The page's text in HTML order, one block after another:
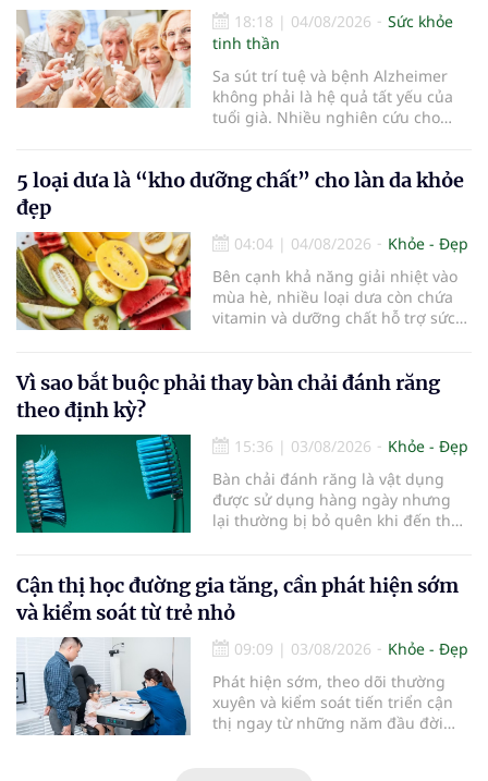
18:18 | 04/08/2026
Sức khỏe
tinh thần
Sa sút trí tuệ và bệnh Alzheimer
không phải là hệ quả tất yếu của
tuổi già. Nhiều nghiên cứu cho
rèn luyện trí não mỗi ngày có thể
tuổi gìn giữ trí nhớ và sống độc lập
5 loại dưa là “kho dưỡng chất” cho làn da khỏe
đẹp
04:04 | 04/08/2026
Khỏe - Đẹp
Bên cạnh khả năng giải nhiệt vào
mùa hè, nhiều loại dưa còn chứa
vitamin và dưỡng chất hỗ trợ sức
Vì sao bắt buộc phải thay bàn chải đánh răng
theo định kỳ?
15:36 | 03/08/2026
Khỏe - Đẹp
Bàn chải đánh răng là vật dụng
được sử dụng hàng ngày nhưng
lại thường bị bỏ quên khi đến thời
bàn chải quá lâu có thể làm giảm
hiệu quả làm sạch và ảnh hưởng
đến sức khỏe răng miệng...
Cận thị học đường gia tăng, cần phát hiện sớm
và kiểm soát từ trẻ nhỏ
09:09 | 03/08/2026
Khỏe - Đẹp
Phát hiện sớm, theo dõi thường
xuyên và kiểm soát tiến triển cận
thị ngay từ những năm đầu đời